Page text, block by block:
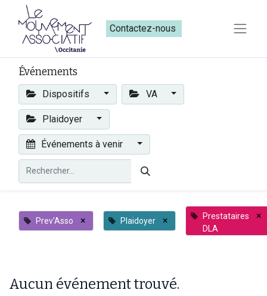
Contactez-nous​​
Événements
Dispositifs VA
Plaidoyer
Événements à venir
Prev'Asso × Plaidoyer ×
Prestataires
DLA
×
Aucun événement trouvé.